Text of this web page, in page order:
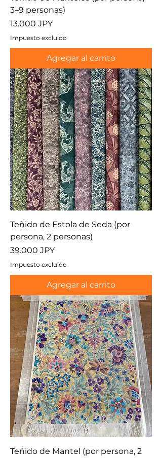
3–9 personas)
Precio
13.000 JPY
Impuesto excluido
Agregar al carrito
Teñido de Estola de Seda (por
persona, 2 personas)
Precio
39.000 JPY
Impuesto excluido
Agregar al carrito
Teñido de Mantel (por persona, 2